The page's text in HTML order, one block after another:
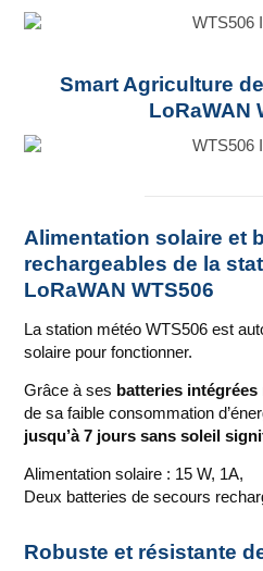
Smart Agriculture
LoRaWAN
Alimentation solaire et
rechargeables de la
LoRaWAN WTS506
La station météo WTS506 est
solaire pour fonctionner.
Grâce à ses batteries
de sa faible consommation
jusqu’à 7 jours sans soleil
Alimentation solaire : 15 W, 1A,
Deux batteries de secours
Robuste et résistante